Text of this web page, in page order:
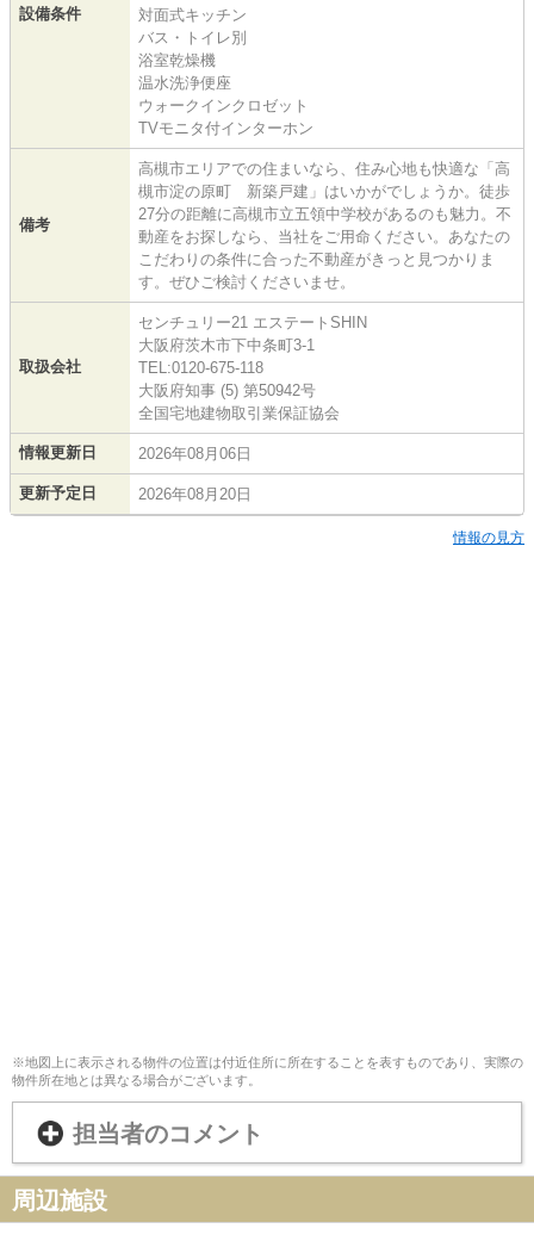
設備条件
対面式キッチン
バス・トイレ別
浴室乾燥機
温水洗浄便座
ウォークインクロゼット
TVモニタ付インターホン
備考
高槻市エリアでの住まいなら、住み心地も快適な「高
槻市淀の原町 新築戸建」はいかがでしょうか。徒歩
27分の距離に高槻市立五領中学校があるのも魅力。不
動産をお探しなら、当社をご用命ください。あなたの
こだわりの条件に合った不動産がきっと見つかりま
す。ぜひご検討くださいませ。
取扱会社
センチュリー21 エステートSHIN
大阪府茨木市下中条町3-1
TEL:0120-675-118
大阪府知事 (5) 第50942号
全国宅地建物取引業保証協会
情報更新日 2026年08月06日
更新予定日 2026年08月20日
情報の見方
※地図上に表示される物件の位置は付近住所に所在することを表すものであり、実際の
物件所在地とは異なる場合がございます。
担当者のコメント
周辺施設